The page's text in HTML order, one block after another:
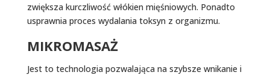
zwiększa kurczliwość włókien mięśniowych. Ponadto
usprawnia proces wydalania toksyn z organizmu.
MIKROMASAŻ
Jest to technologia pozwalająca na szybsze wnikanie i